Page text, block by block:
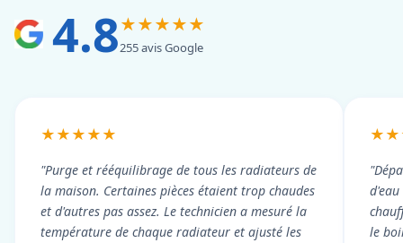
4.8★★★★★
255 avis Google
★★★★★
"Purge et rééquilibrage de tous les radiateurs de
la maison. Certaines pièces étaient trop chaudes
et d'autres pas assez. Le technicien a mesuré la
température de chaque radiateur et ajusté les
le